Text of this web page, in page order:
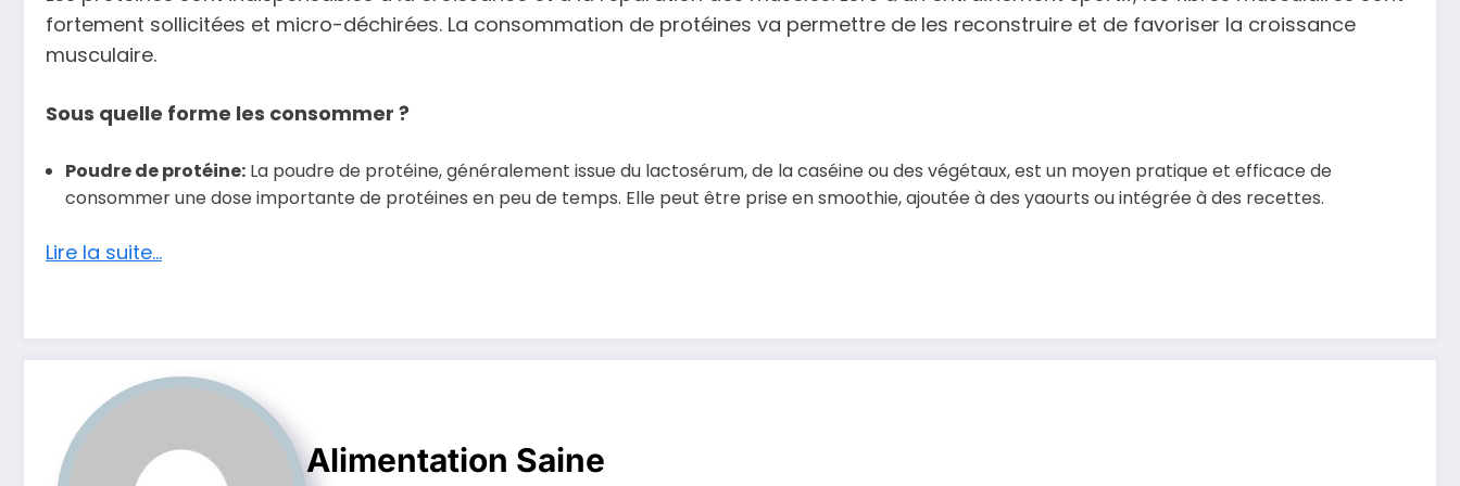
fortement sollicitées et micro-déchirées. La consommation de protéines va permettre de les reconstruire et de favoriser la croissance
musculaire.
Sous quelle forme les consommer ?
Poudre de protéine: La poudre de protéine, généralement issue du lactosérum, de la caséine ou des végétaux, est un moyen pratique et efficace de
consommer une dose importante de protéines en peu de temps. Elle peut être prise en smoothie, ajoutée à des yaourts ou intégrée à des recettes.
Lire la suite…
Alimentation Saine